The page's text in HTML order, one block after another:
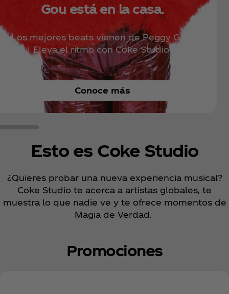
Gou está en la casa.
Los mejores beats vienen de Peggy Gou.
Eleva el ritmo con Coke Studio.
Conoce más
Esto es Coke Studio
¿Quieres probar una nueva experiencia musical?
Coke Studio te acerca a artistas globales, te
muestra lo que nadie ve y te ofrece momentos de
Magia de Verdad.
Promociones